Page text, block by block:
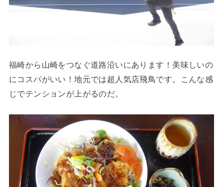
福崎から山崎をつなぐ道路沿いにあります！美味しいの
にコスパがいい！地元では超人気店飛鳥です。こんな感
じでテンションが上がるのだ。